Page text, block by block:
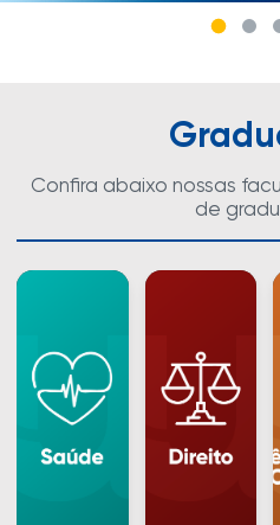
Confira abaixo nossas
de